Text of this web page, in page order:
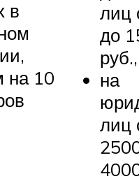
в
на 10
лиц
до
руб.,
на
лиц